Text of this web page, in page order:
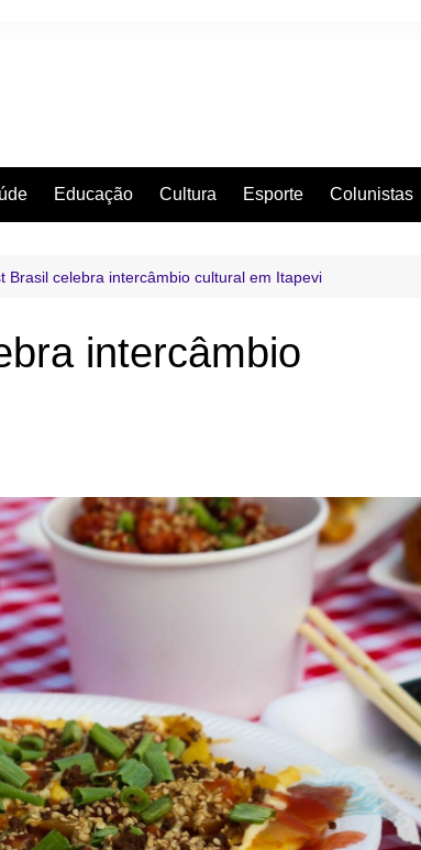
Educação Cultura Esporte Colunistas
Brasil celebra intercâmbio cultural em Itapevi
intercâmbio